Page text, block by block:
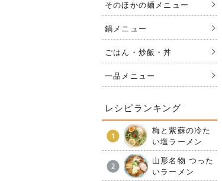
そのほかの麺メニュー
鍋メニュー
ごはん・炒飯・丼
一品メニュー
レシピランキング
梅と紫蘇の冷た
い塩ラーメン
山形名物 つった
いラーメン